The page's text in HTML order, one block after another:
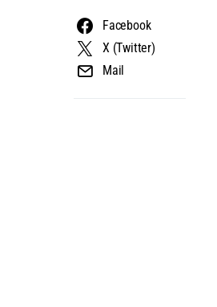
Facebook
X (Twitter)
Mail